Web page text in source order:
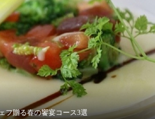
フ贈る春の饗宴コース3選